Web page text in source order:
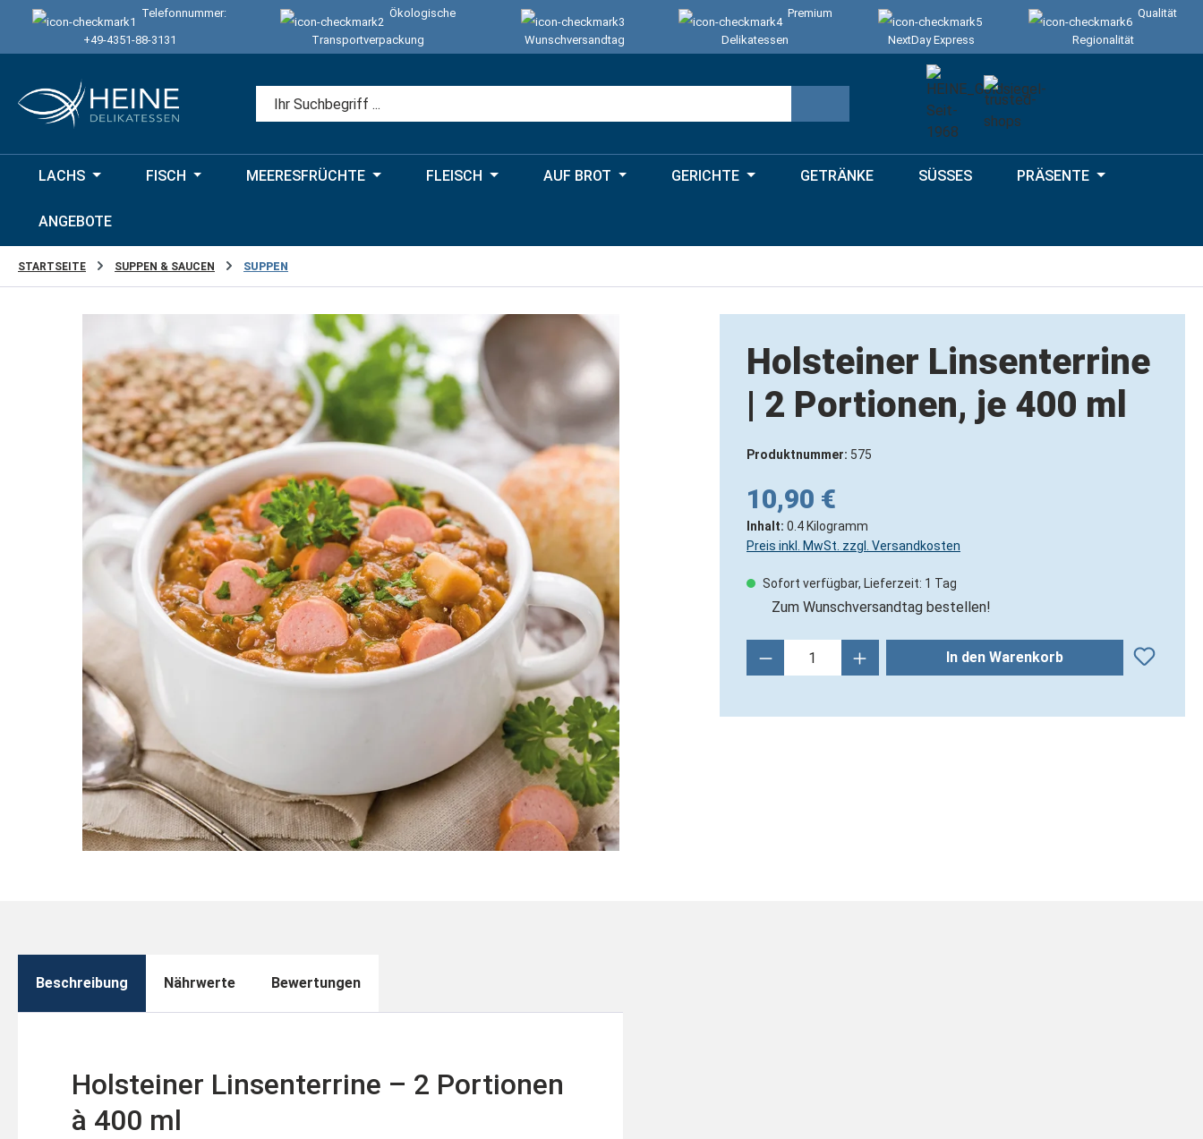
Hauptinhalt springen
Zur Suche springen
Zur Hauptnavigation springen
Telefonnummer:
+49-4351-88-3131
Ökologische
Transportverpackung
Wunschversandtag
Premium
Delikatessen
NextDay Express
Qualität
Regionalität
LACHS FISCH MEERESFRÜCHTE FLEISCH AUF BROT GERICHTE GETRÄNKE SÜSSES PRÄSENTE
ANGEBOTE
STARTSEITE SUPPEN & SAUCEN SUPPEN
Holsteiner Linsenterrine
| 2 Portionen, je 400 ml
Produktnummer: 575
10,90 €
Inhalt: 0.4 Kilogramm
Preis inkl. MwSt. zzgl. Versandkosten
Sofort verfügbar, Lieferzeit: 1 Tag
Zum Wunschversandtag bestellen!
Produkt Anzahl: Gib den gewünschten Wert
In den Warenkorb
Beschreibung Nährwerte Bewertungen
Holsteiner Linsenterrine – 2 Portionen
à 400 ml